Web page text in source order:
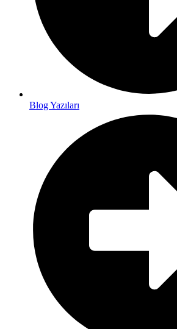
Blog Yazıları